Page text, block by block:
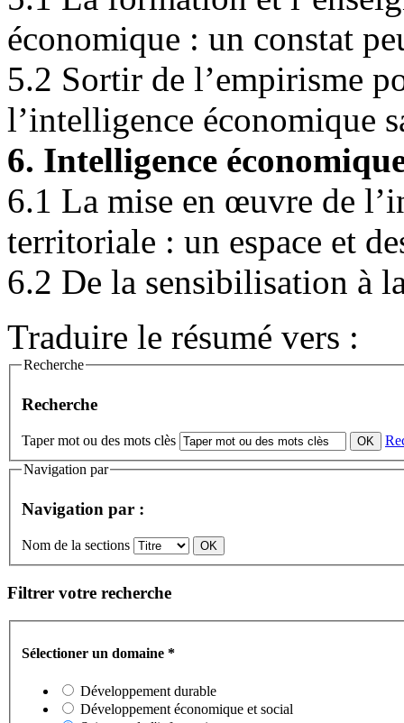
économique : un constat
5.2 Sortir de l’empirisme
l’intelligence économique
6. Intelligence
6.1 La mise en œuvre de
territoriale : un espace et
6.2 De la sensibilisation à
Traduire le résumé vers :
Recherche
Recherche
Taper mot ou des mots clès
Navigation par
Navigation par :
Nom de la sections
Filtrer votre recherche
Sélectioner un domaine *
Développement durable
Développement économique et social